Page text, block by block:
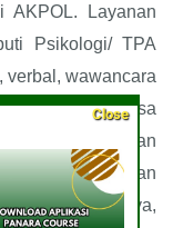
AKPOL. Layanan
Psikologi/ TPA
verbal, wawancara
Indonesia, bahasa
pengetahuan
tes fisik dengan
lari dan lainnya,
Close